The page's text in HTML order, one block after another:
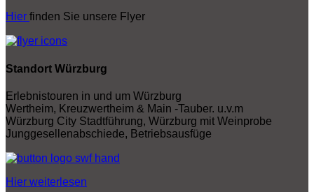
Hier finden Sie unsere Flyer
Standort Würzburg
Erlebnistouren in und um Würzburg
Wertheim, Kreuzwertheim & Main -Tauber. u.v.m
Würzburg City Stadtführung, Würzburg mit Weinprobe
Junggesellenabschiede, Betriebsausfüge
Hier weiterlesen